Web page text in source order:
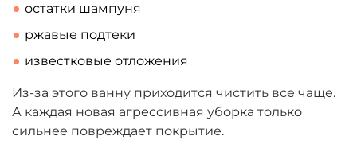
остатки шампуня
ржавые подтеки
известковые отложения
Из-за этого ванну приходится чистить все чаще.
А каждая новая агрессивная уборка только
сильнее повреждает покрытие.